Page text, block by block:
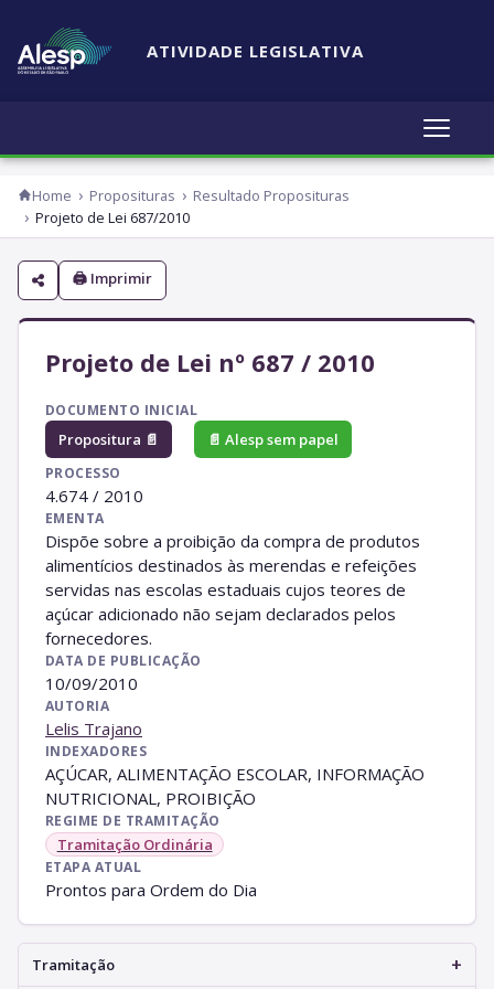
ATIVIDADE LEGISLATIVA
Home Proposituras
Resultado Proposituras
Projeto de Lei 687/2010
🖨 Imprimir
Projeto de Lei nº 687 / 2010
DOCUMENTO INICIAL
Propositura 📄 📄 Alesp sem papel
PROCESSO
4.674 / 2010
EMENTA
Dispõe sobre a proibição da compra de produtos
alimentícios destinados às merendas e refeições
servidas nas escolas estaduais cujos teores de
açúcar adicionado não sejam declarados pelos
fornecedores.
DATA DE PUBLICAÇÃO
10/09/2010
AUTORIA
Lelis Trajano
INDEXADORES
AÇÚCAR, ALIMENTAÇÃO ESCOLAR, INFORMAÇÃO
NUTRICIONAL, PROIBIÇÃO
REGIME DE TRAMITAÇÃO
Tramitação Ordinária
ETAPA ATUAL
Prontos para Ordem do Dia
Tramitação +